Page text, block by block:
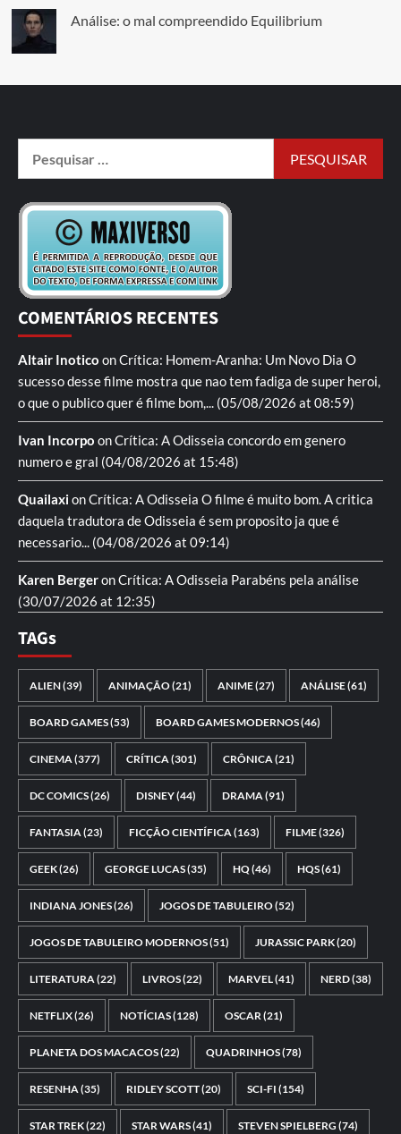
Análise: o mal compreendido Equilibrium
COMENTÁRIOS RECENTES
Altair Inotico onCrítica: Homem-Aranha: Um Novo Dia O
sucesso desse filme mostra que nao tem fadiga de super heroi,
o que o publico quer é filme bom,... (05/08/2026 at 08:59)
Ivan Incorpo onCrítica: A Odisseia concordo em genero
numero e gral (04/08/2026 at 15:48)
QuailaxionCrítica: A Odisseia O filme é muito bom. A critica
daquela tradutora de Odisseia é sem proposito ja que é
necessario... (04/08/2026 at 09:14)
Karen BergeronCrítica: A Odisseia Parabéns pela análise
(30/07/2026 at 12:35)
TAGs
ALIEN(39) ANIMAÇÃO(21) ANIME(27) ANÁLISE(61)
BOARD GAMES(53) BOARD GAMES MODERNOS(46)
CINEMA(377) CRÍTICA(301) CRÔNICA(21)
DC COMICS(26) DISNEY(44) DRAMA(91)
FANTASIA(23) FICÇÃO CIENTÍFICA(163) FILME(326)
GEEK(26) GEORGE LUCAS(35) HQ(46) HQS(61)
INDIANA JONES(26) JOGOS DE TABULEIRO(52)
JOGOS DE TABULEIRO MODERNOS(51) JURASSIC PARK(20)
LITERATURA(22) LIVROS(22) MARVEL(41) NERD(38)
NETFLIX(26) NOTÍCIAS(128) OSCAR(21)
PLANETA DOS MACACOS(22) QUADRINHOS(78)
RESENHA(35) RIDLEY SCOTT(20) SCI-FI (154)
STAR TREK(22) STAR WARS(41) STEVEN SPIELBERG (74)